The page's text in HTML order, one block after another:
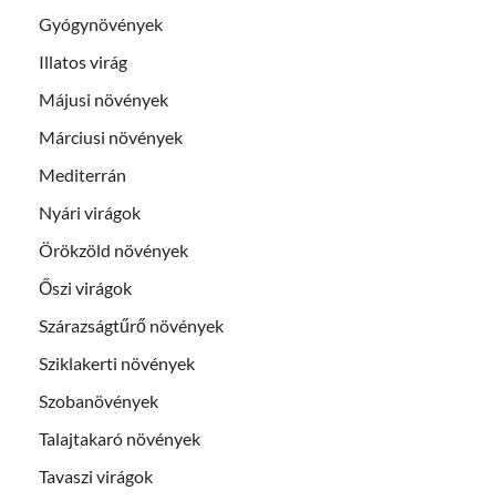
Gyógynövények
Illatos virág
Májusi növények
Márciusi növények
Mediterrán
Nyári virágok
Örökzöld növények
Őszi virágok
Szárazságtűrő növények
Sziklakerti növények
Szobanövények
Talajtakaró növények
Tavaszi virágok